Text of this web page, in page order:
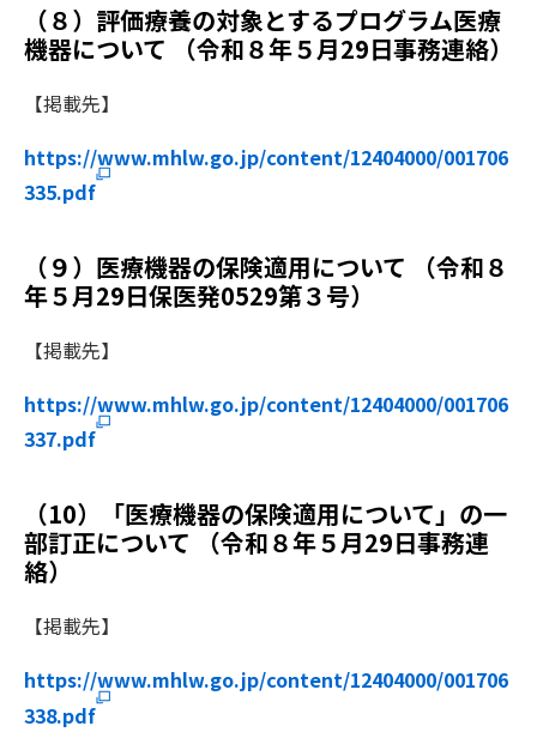
（８）評価療養の対象とするプログラム医療
機器について （令和８年５月29日事務連絡）
【掲載先】
https://www.mhlw.go.jp/content/12404000/001706
335.pdf
（９）医療機器の保険適用について （令和８
年５月29日保医発0529第３号）
【掲載先】
https://www.mhlw.go.jp/content/12404000/001706
337.pdf
（10）「医療機器の保険適用について」の一
部訂正について （令和８年５月29日事務連
絡）
【掲載先】
https://www.mhlw.go.jp/content/12404000/001706
338.pdf